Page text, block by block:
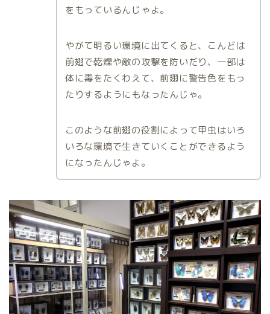
をもっているんじゃよ。
やがて明るい環境に出てくると、こんどは
前翅で乾燥や敵の攻撃を防いだり、一部は
体に毒をたくわえて、前翅に警告色をもっ
たりするようにもなったんじゃ。
このような前翅の役割によって甲虫はいろ
いろな環境で生きていくことができるよう
になったんじゃよ。